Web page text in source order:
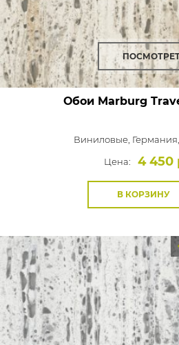
Обои Marburg
Виниловые,
Цена:
4 450
В КОРЗИНУ